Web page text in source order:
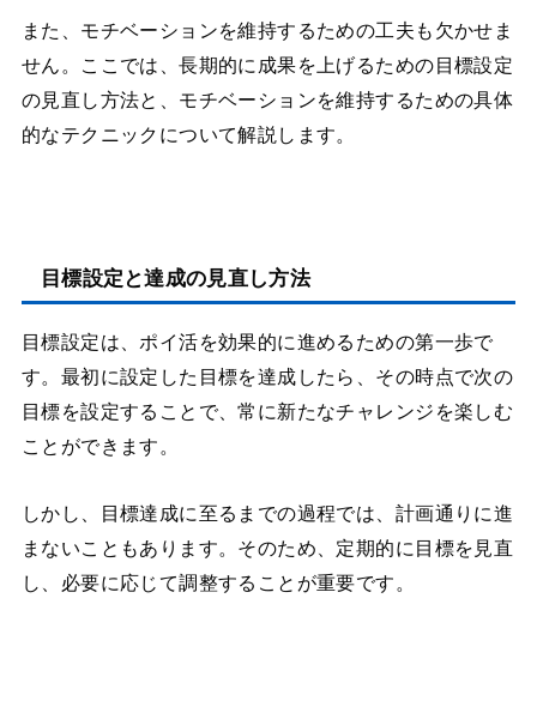
また、モチベーションを維持するための工夫も欠かせま
せん。ここでは、長期的に成果を上げるための目標設定
の見直し方法と、モチベーションを維持するための具体
的なテクニックについて解説します。
目標設定と達成の見直し方法
目標設定は、ポイ活を効果的に進めるための第一歩で
す。最初に設定した目標を達成したら、その時点で次の
目標を設定することで、常に新たなチャレンジを楽しむ
ことができます。
しかし、目標達成に至るまでの過程では、計画通りに進
まないこともあります。そのため、定期的に目標を見直
し、必要に応じて調整することが重要です。